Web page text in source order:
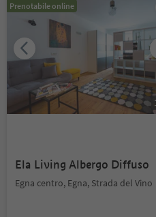
Prenotabile online
Ela Living Albergo Diffuso
Egna centro, Egna, Strada del Vino